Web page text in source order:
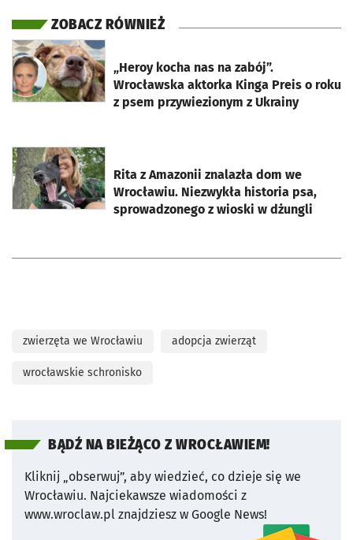
ZOBACZ RÓWNIEŻ
„Heroy kocha nas na zabój”.
Wrocławska aktorka Kinga Preis o roku
z psem przywiezionym z Ukrainy
otworzy się w nowej karcie
Rita z Amazonii znalazła dom we
Wrocławiu. Niezwykła historia psa,
sprowadzonego z wioski w dżungli
otworzy się w nowej karcie
zwierzęta we Wrocławiu adopcja zwierząt
wrocławskie schronisko
BĄDŹ NA BIEŻĄCO Z WROCŁAWIEM!
Kliknij „obserwuj”, aby wiedzieć, co dzieje się we
Wrocławiu. Najciekawsze wiadomości z
www.wroclaw.pl znajdziesz w Google News!